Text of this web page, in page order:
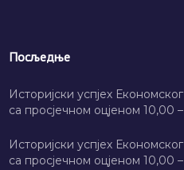
Посљедње
Историјски успјех
са просјечном оцјеном 10,00
Историјски успјех
са просјечном оцјеном 10,00